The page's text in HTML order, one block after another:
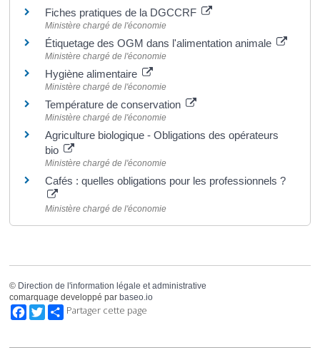
Fiches pratiques de la DGCCRF
Ministère chargé de l'économie
Étiquetage des OGM dans l'alimentation animale
Ministère chargé de l'économie
Hygiène alimentaire
Ministère chargé de l'économie
Température de conservation
Ministère chargé de l'économie
Agriculture biologique - Obligations des opérateurs
bio
Ministère chargé de l'économie
Cafés : quelles obligations pour les professionnels ?
Ministère chargé de l'économie
© Direction de l'information légale et administrative
comarquage developpé par baseo.io
Facebook
TwitterPartager cette page